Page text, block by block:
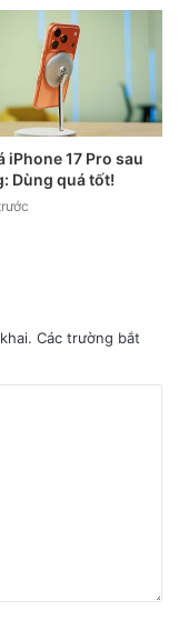
iPhone 17 Pro sau
Dùng quá tốt!
Các trường bắt